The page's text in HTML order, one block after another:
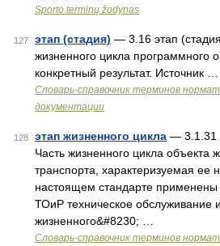
Sporto terminų žodynas
127 этап (стадия) — 3.16 этап
жизненного цикла программного
конкретный результат. Источник …
Словарь-справочник терминов
документации
128 этап жизненного цикла — 3.1.31
Часть жизненного цикла объекта
транспорта, характеризуемая ее
настоящем стандарте
ТОиР техническое
жизненного&#8230; …
Словарь-справочник терминов